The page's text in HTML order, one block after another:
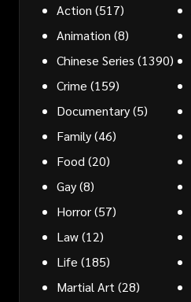
Action (517)
Animation (8)
Chinese Series (1390)
Crime (159)
Documentary(5)
Family(46)
Food (20)
Gay(8)
Horror(57)
Law(12)
Life (185)
Martial Art (28)